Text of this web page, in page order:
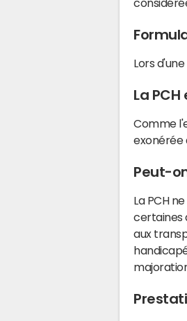
Lors
La
Comme
exonérée
Peut-
La PCH
certaines
aux